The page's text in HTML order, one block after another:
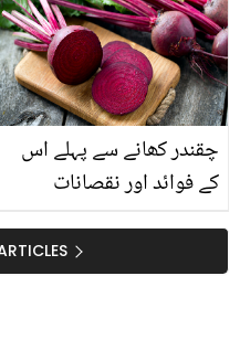
افغن نے کیا دلچسپ مشورہ
دے دیا؟
چقندر کھانے سے پہلے اس
کے فوائد اور نقصانات